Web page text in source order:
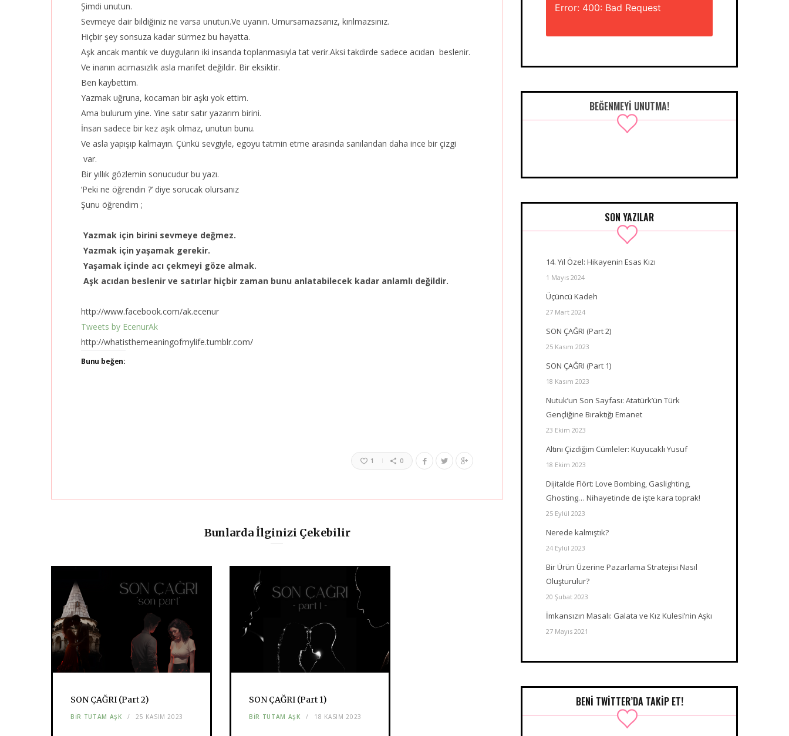
Şimdi unutun.
Sevmeye dair bildiğiniz ne varsa unutun.Ve uyanın. Umursamazsanız, kırılmazsınız.
Hiçbir şey sonsuza kadar sürmez bu hayatta.
Aşk ancak mantık ve duyguların iki insanda toplanmasıyla tat verir.Aksi takdirde sadece acıdan beslenir.
Ve inanın acımasızlık asla marifet değildir. Bir eksiktir.
Ben kaybettim.
Yazmak uğruna, kocaman bir aşkı yok ettim.
Ama bulurum yine. Yine satır satır yazarım birini.
İnsan sadece bir kez aşık olmaz, unutun bunu.
Ve asla yapışıp kalmayın. Çünkü sevgiyle, egoyu tatmin etme arasında sanılandan daha ince bir çizgi
var.
Bir yıllık gözlemin sonucudur bu yazı.
‘Peki ne öğrendin ?’ diye sorucak olursanız
Şunu öğrendim ;
Yazmak için birini sevmeye değmez.
Yazmak için yaşamak gerekir.
Yaşamak içinde acı çekmeyi göze almak.
Aşk acıdan beslenir ve satırlar hiçbir zaman bunu anlatabilecek kadar anlamlı değildir.
http://www.facebook.com/ak.ecenur
Tweets by EcenurAk
http://whatisthemeaningofmylife.tumblr.com/
Bunu beğen:
1 0
Bunlarda İlginizi Çekebilir
SON ÇAĞRI (Part 2)
BIR TUTAM AŞK 25 KASIM 2023
SON ÇAĞRI (Part 1)
BIR TUTAM AŞK 18 KASIM 2023
Error: 400: Bad Request
BEĞENMEYI UNUTMA!
SON YAZILAR
14. Yıl Özel: Hikayenin Esas Kızı
1 Mayıs 2024
Üçüncü Kadeh
27 Mart 2024
SON ÇAĞRI (Part 2)
25 Kasım 2023
SON ÇAĞRI (Part 1)
18 Kasım 2023
Nutuk’un Son Sayfası: Atatürk’ün Türk
Gençliğine Bıraktığı Emanet
23 Ekim 2023
Altını Çizdiğim Cümleler: Kuyucaklı Yusuf
18 Ekim 2023
Dijitalde Flört: Love Bombing, Gaslighting,
Ghosting… Nihayetinde de işte kara toprak!
25 Eylül 2023
Nerede kalmıştık?
24 Eylül 2023
Bir Ürün Üzerine Pazarlama Stratejisi Nasıl
Oluşturulur?
20 Şubat 2023
İmkansızın Masalı: Galata ve Kız Kulesi’nin Aşkı
27 Mayıs 2021
BENI TWITTER’DA TAKIP ET!